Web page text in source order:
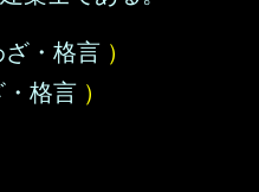
ざ・格言 ）
・格言 ）